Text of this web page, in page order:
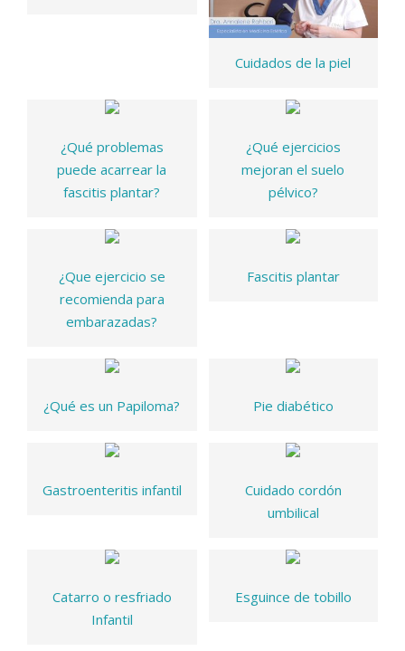
Cuidados de la piel
¿Qué problemas
puede acarrear la
fascitis plantar?
¿Qué ejercicios
mejoran el suelo
pélvico?
¿Que ejercicio se
recomienda para
embarazadas?
Fascitis plantar
¿Qué es un Papiloma? Pie diabético
Gastroenteritis infantil
Cuidado cordón
umbilical
Catarro o resfriado
Infantil
Esguince de tobillo